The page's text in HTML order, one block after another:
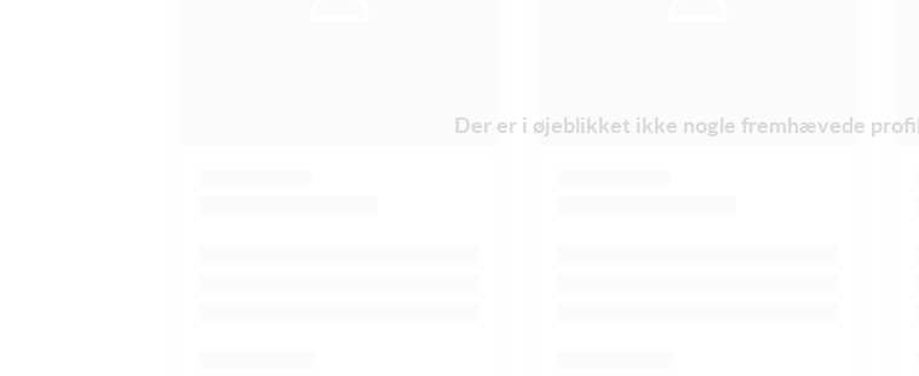
Der er i øjeblikket ikke nogle fremhævede